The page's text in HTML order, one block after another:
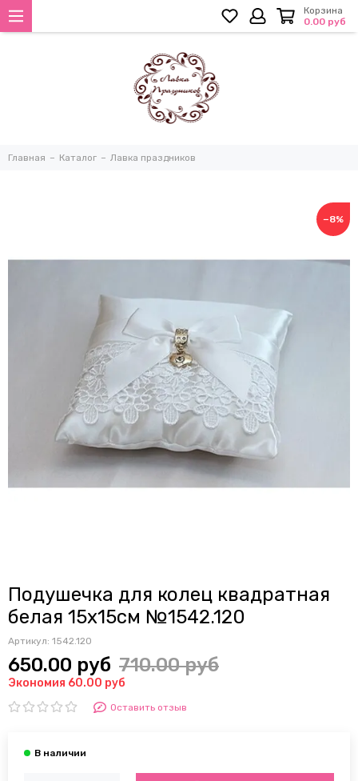
Корзина
0.00 руб
Главная Каталог Лавка праздников
−8%
Подушечка для колец квадратная
белая 15х15см №1542.120
Артикул: 1542.120
650.00 руб 710.00 руб
Экономия 60.00 руб
Оставить отзыв